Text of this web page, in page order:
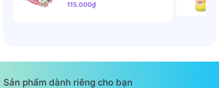
115.000₫
Sản phẩm dành riêng cho bạn